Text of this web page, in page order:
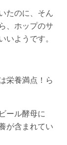
たのに、そん
、ホップのサ
ようです。
栄養満点！ら
ール酵母に
が含まれてい